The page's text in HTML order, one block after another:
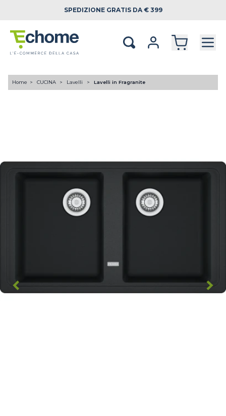
SPEDIZIONE GRATIS DA € 399
Home CUCINA Lavelli Lavelli in Fragranite